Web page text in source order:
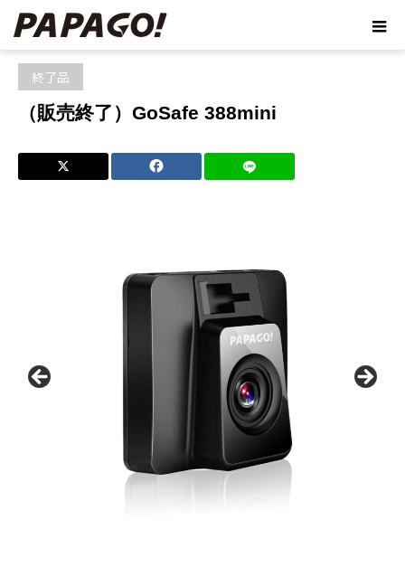
ブログ 終了品
終了品
（販売終了）GoSafe 388mini